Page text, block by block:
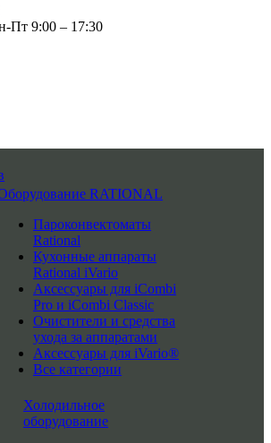
Пт 9:00 – 17:30
RATIONAL
Пароконвектоматы
Rational
Кухонные аппараты
Rational iVario
Аксессуары для iCombi
Pro и iCombi Classic
Очистители и средства
ухода за аппаратами
Аксессуары для iVario®
Все категории
Холодильное
оборудование